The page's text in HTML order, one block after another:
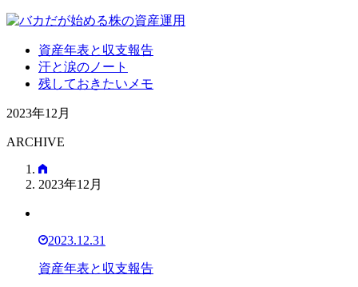
資産年表と収支報告
汗と涙のノート
残しておきたいメモ
2023年12月
ARCHIVE
2023年12月
2023.12.31
資産年表と収支報告